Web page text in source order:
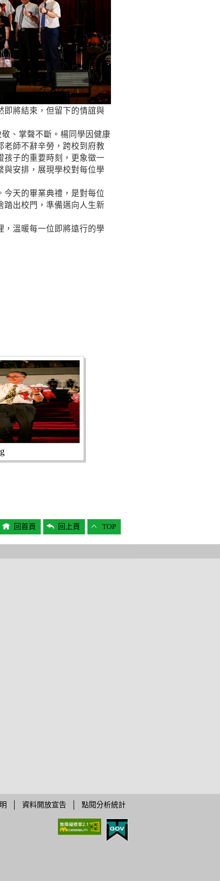
即將結束，但留下的情誼與
、掌聲不斷。楊同學因健康
老師不辭辛勞，跨校到府教
孩子的重要時刻，更象徵一
與安排，展現學校對每位學
今天的畢業典禮，是對每位
踏出校門，準備邁向人生新
，溫暖每一位即將遠行的學
回首頁 回上頁 TOP
資料開放宣告 點閱分析統計